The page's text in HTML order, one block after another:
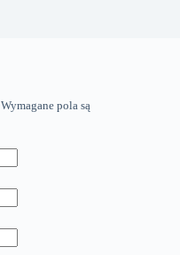
Wymagane pola są